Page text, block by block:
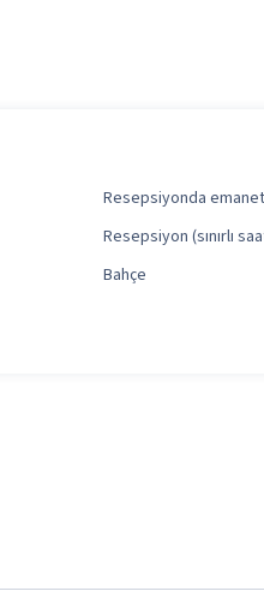
Resepsiyonda
Resepsiyon (sınırlı
Bahçe